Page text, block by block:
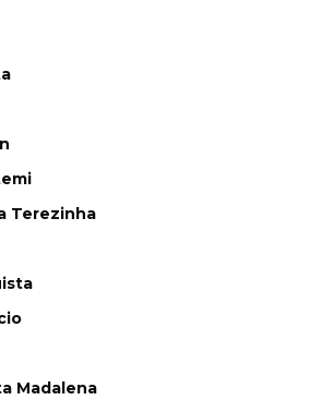
Terezinha
Madalena